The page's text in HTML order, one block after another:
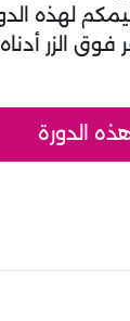
لهذه
فوق الزر
الدورة